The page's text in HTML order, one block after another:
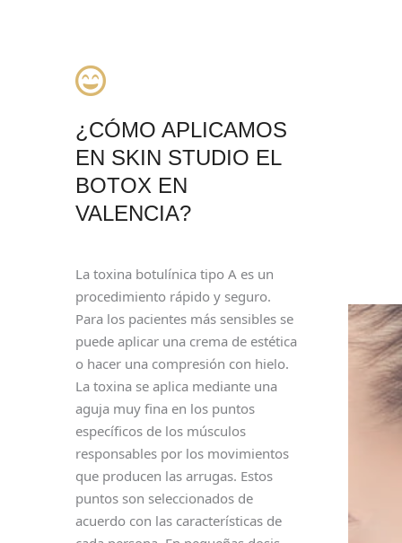
¿CÓMO APLICAMOS
EN SKIN STUDIO EL
BOTOX EN
VALENCIA?
La toxina botulínica tipo A es un
procedimiento rápido y seguro.
Para los pacientes más sensibles se
puede aplicar una crema de estética
o hacer una compresión con hielo.
La toxina se aplica mediante una
aguja muy fina en los puntos
específicos de los músculos
responsables por los movimientos
que producen las arrugas. Estos
puntos son seleccionados de
acuerdo con las características de